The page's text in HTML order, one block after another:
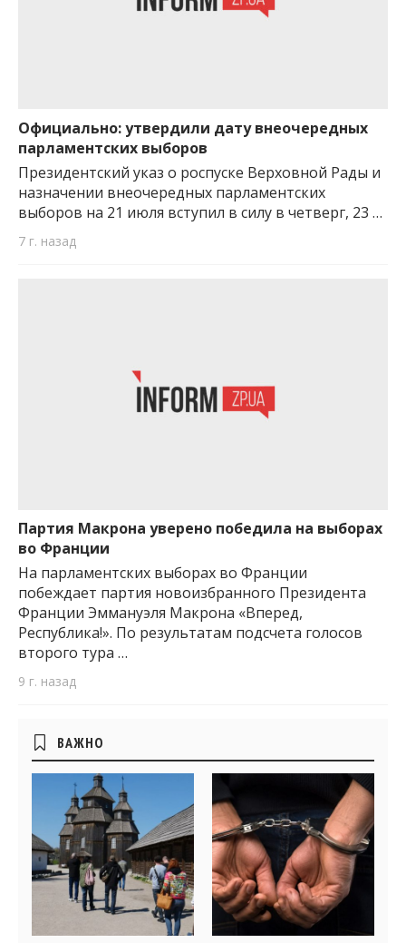
Официально: утвердили дату внеочередных
парламентских выборов
Президентский указ о роспуске Верховной Рады и
назначении внеочередных парламентских
выборов на 21 июля вступил в силу в четверг, 23 …
7 г. назад
Партия Макрона уверено победила на выборах
во Франции
На парламентских выборах во Франции
побеждает партия новоизбранного Президента
Франции Эммануэля Макрона «Вперед,
Республика!». По результатам подсчета голосов
второго тура …
9 г. назад
Боковые
виджеты
ВАЖНО